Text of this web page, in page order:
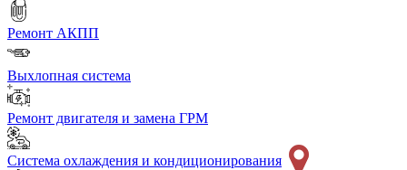
Ремонт АКПП
Выхлопная система
Ремонт двигателя и замена ГРМ
Система охлаждения и кондиционирования